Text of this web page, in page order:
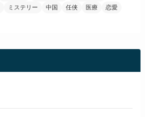
ミステリー 中国 任侠 医療
恋愛